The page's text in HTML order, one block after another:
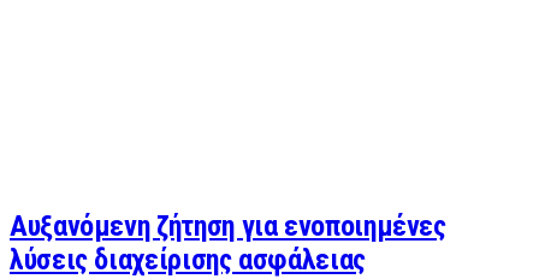
Αυξανόμενη ζήτηση για ενοποιημένες
λύσεις διαχείρισης ασφάλειας